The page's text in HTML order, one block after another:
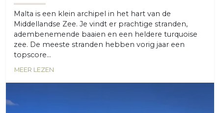
Malta is een klein archipel in het hart van de
Middellandse Zee. Je vindt er prachtige stranden,
adembenemende baaien en een heldere turquoise
zee. De meeste stranden hebben vorig jaar een
topscore...
MEER LEZEN